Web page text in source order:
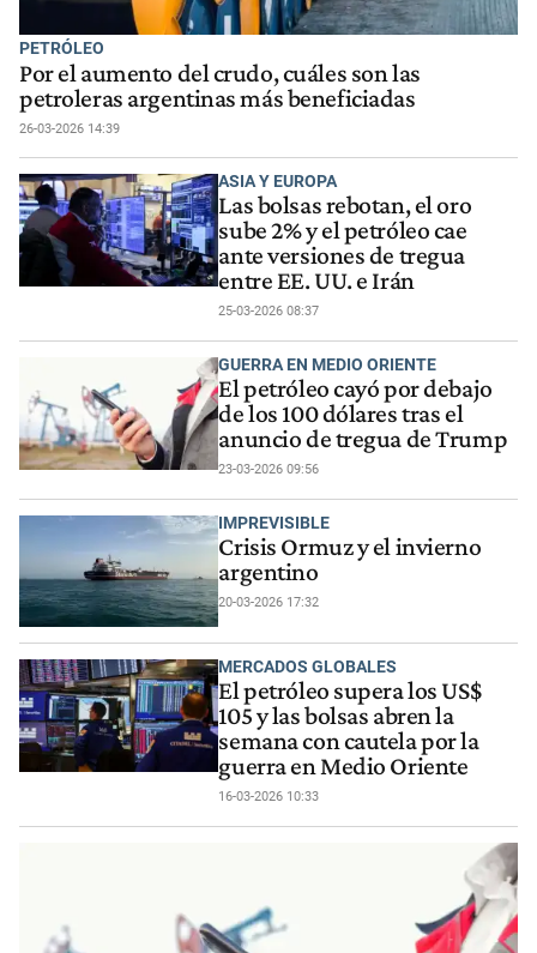
PETRÓLEO
Por el aumento del crudo, cuáles son las
petroleras argentinas más beneficiadas
26-03-2026 14:39
ASIA Y EUROPA
Las bolsas rebotan, el oro
sube 2% y el petróleo cae
ante versiones de tregua
entre EE. UU. e Irán
25-03-2026 08:37
GUERRA EN MEDIO ORIENTE
El petróleo cayó por debajo
de los 100 dólares tras el
anuncio de tregua de Trump
23-03-2026 09:56
IMPREVISIBLE
Crisis Ormuz y el invierno
argentino
20-03-2026 17:32
MERCADOS GLOBALES
El petróleo supera los US$
105 y las bolsas abren la
semana con cautela por la
guerra en Medio Oriente
16-03-2026 10:33